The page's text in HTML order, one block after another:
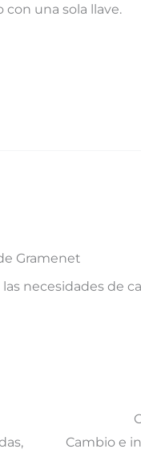
con una sola llave.
Gramenet
necesidades de
Cambio e